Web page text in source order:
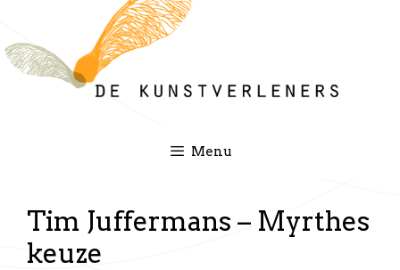
de
inhoud
Menu
Tim Juffermans – Myrthes
keuze